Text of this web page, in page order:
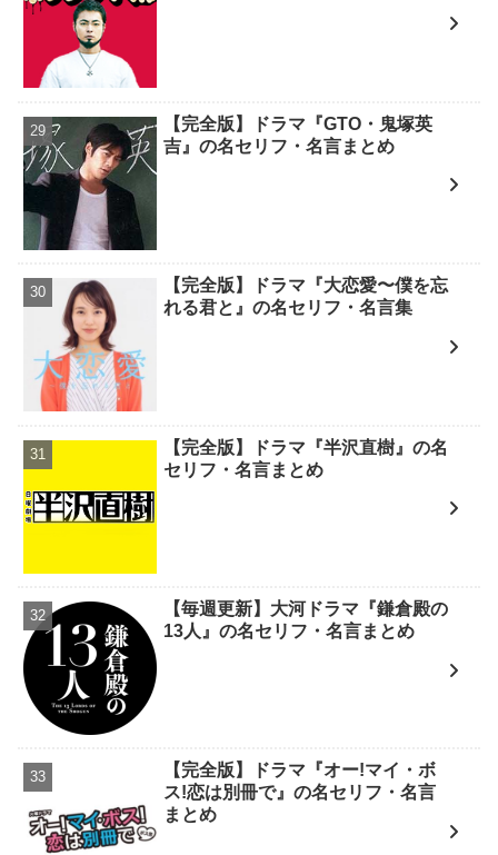
【完全版】ドラマ『GTO・鬼塚英
吉』の名セリフ・名言まとめ
【完全版】ドラマ『大恋愛〜僕を忘
れる君と』の名セリフ・名言集
【完全版】ドラマ『半沢直樹』の名
セリフ・名言まとめ
【毎週更新】大河ドラマ『鎌倉殿の
13人』の名セリフ・名言まとめ
【完全版】ドラマ『オー!マイ・ボ
ス!恋は別冊で』の名セリフ・名言
まとめ